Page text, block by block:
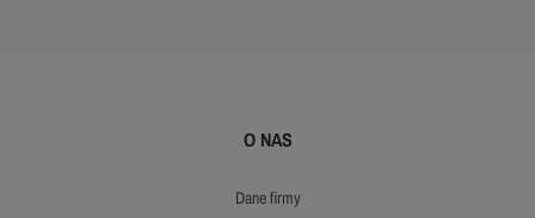
O NAS
dane firmy